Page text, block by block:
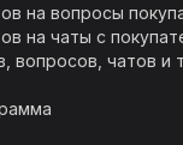
на вопросы
на чаты с
вопросов, чатов и